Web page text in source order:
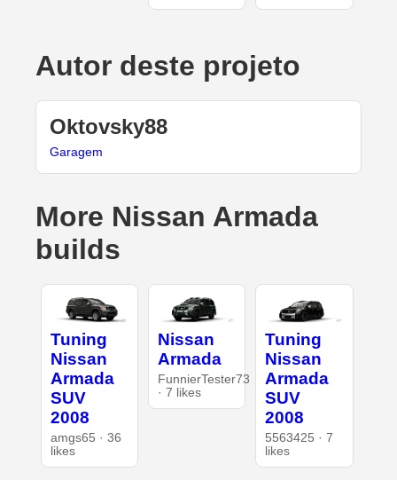
Autor deste projeto
Oktovsky88
Garagem
More Nissan Armada
builds
Tuning
Nissan
Armada
SUV
2008
amgs65 · 36
likes
Nissan
Armada
FunnierTester73
· 7 likes
Tuning
Nissan
Armada
SUV
2008
5563425 · 7
likes